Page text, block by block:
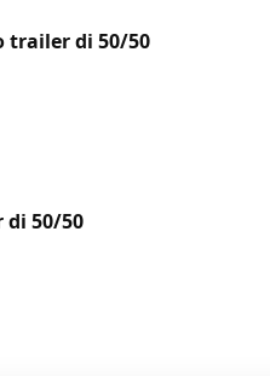
trailer di 50/50
50/50